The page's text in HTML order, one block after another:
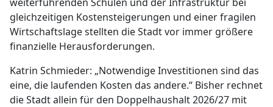
gleichzeitigen Kostensteigerungen und einer fragilen
Wirtschaftslage stellten die Stadt vor immer größere
finanzielle Herausforderungen.
Katrin Schmieder: „Notwendige Investitionen sind das
eine, die laufenden Kosten das andere.“ Bisher rechnet
die Stadt allein für den Doppelhaushalt 2026/27 mit